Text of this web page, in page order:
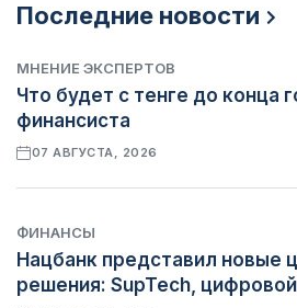
Последние новости
МНЕНИЕ ЭКСПЕРТОВ
Что будет с тенге до конца
финансиста
07 АВГУСТА, 2026
ФИНАНСЫ
Нацбанк представил новые
решения: SupTech, цифровой